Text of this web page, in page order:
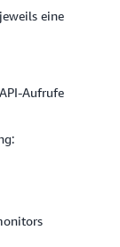
eine
Aufrufe